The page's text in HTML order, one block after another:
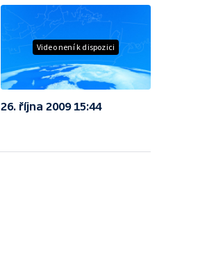
Video není k dispozici
26. října 2009 15:44